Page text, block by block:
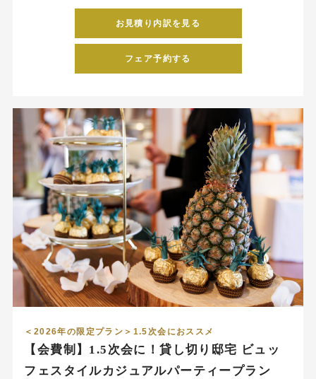
お見積り内訳を見る
フェア予約する
＜2026年の限定プラン＞1.5次会におススメ
【会費制】1.5次会に！貸し切り邸宅 ビュッ
フェスタイルカジュアルパーティープラン